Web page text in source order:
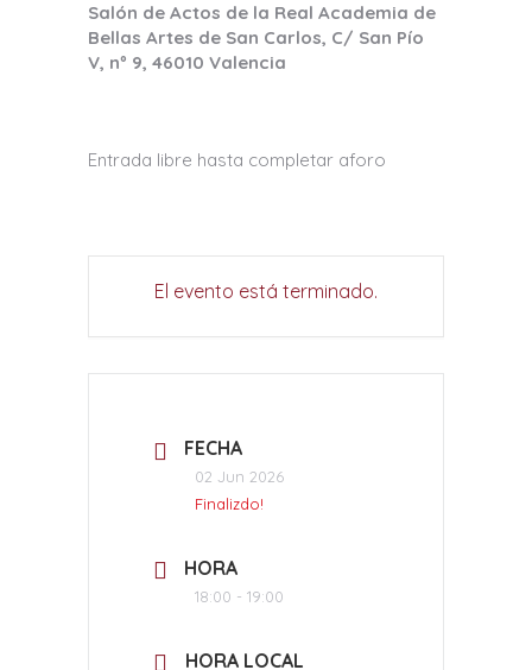
Salón de Actos de la Real Academia de
Bellas Artes de San Carlos, C/ San Pío
V, nº 9, 46010 Valencia
Entrada libre hasta completar aforo
El evento está terminado.
FECHA
02 Jun 2026
Finalizdo!
HORA
18:00 - 19:00
HORA LOCAL